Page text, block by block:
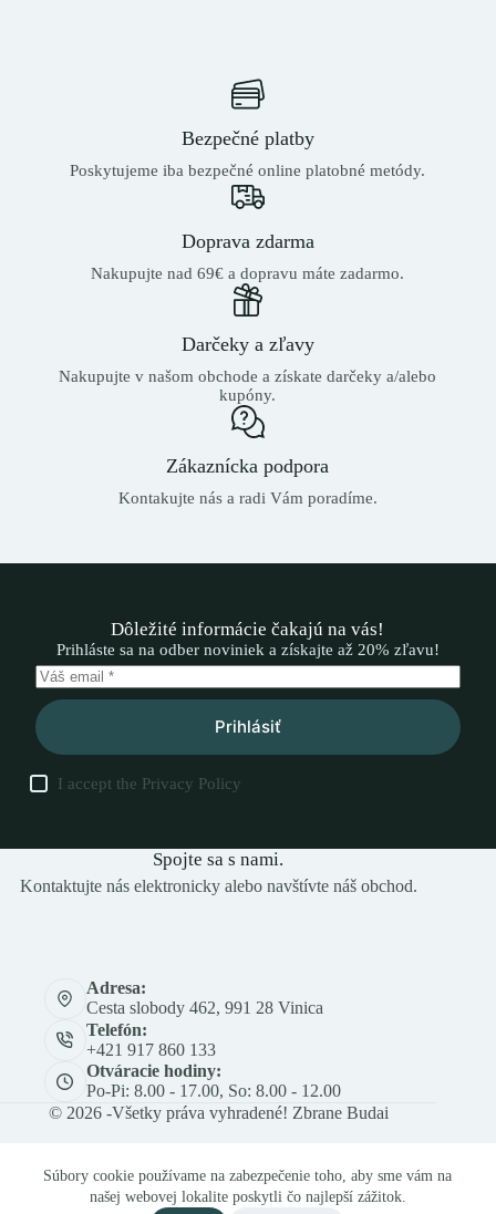
Súbory cookie používame na zabezpečenie toho, aby sme vám na
našej webovej lokalite poskytli čo najlepší zážitok.
Bezpečné platby
Poskytujeme iba bezpečné online platobné metódy.
Doprava zdarma
Nakupujte nad 69€ a dopravu máte zadarmo.
Darčeky a zľavy
Nakupujte v našom obchode a získate darčeky a/alebo
kupóny.
Zákaznícka podpora
Kontakujte nás a radi Vám poradíme.
Dôležité informácie čakajú na vás!
Prihláste sa na odber noviniek a získajte až 20% zľavu!
Prihlásiť
I accept the Privacy Policy
Spojte sa s nami.
Kontaktujte nás elektronicky alebo navštívte náš obchod.
Adresa:
Cesta slobody 462, 991 28 Vinica
Telefón:
+421 917 860 133
Otváracie hodiny:
Po-Pi: 8.00 - 17.00, So: 8.00 - 12.00
© 2026 -Všetky práva vyhradené! Zbrane Budai